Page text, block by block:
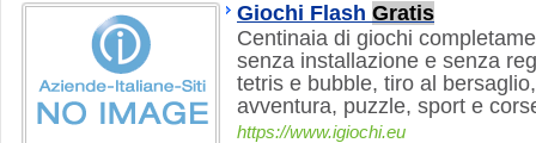
Giochi Flash Gratis
Centinaia di giochi
senza installazione e senza
tetris e bubble, tiro al
avventura, puzzle, sport e
https://www.igiochi.eu